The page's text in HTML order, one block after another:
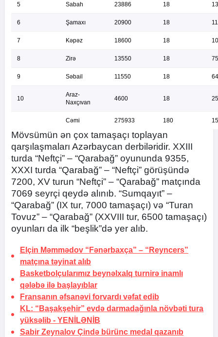
5 Sabah 23886 18
6 Şamaxı 20900 18
7 Kəpəz 18600 18
8 Zirə 13550 18
9 Səbail 11550 18
10
Araz-
Naxçıvan
4600 18
Cəmi 275933 180
Mövsümün ən çox tamaşaçı toplayan
qarşılaşmaları Azərbaycan derbiləridir. XXIII
turda “Neftçi” – “Qarabağ” oyununda 9355,
XXXI turda “Qarabağ” – “Neftçi” görüşündə
7200, XV turun “Neftçi” – “Qarabağ” matçında
7069 seyrçi qeydə alınıb. “Sumqayıt” –
“Qarabağ” (IX tur, 7000 tamaşaçı) və “Turan
Tovuz” – “Qarabağ” (XXVIII tur, 6500 tamaşaçı)
oyunları da ilk “beşlik”də yer alıb.
Elçin Məmmədov “Fənərbaxça” – “Reyncers”
matçına təyinat alıb
Basketbolçularımız beynəlxalq turnirə inamlı
qələbə ilə başlayıblar
Fransanın əfsanəvi forvardı vəfat edib
KL: “Başakşehir” evdə darmadağınla növbəti tura
yüksəlib - YENİLƏNİB
Sabir Zeynalov Çində bürünc medal qazanıb